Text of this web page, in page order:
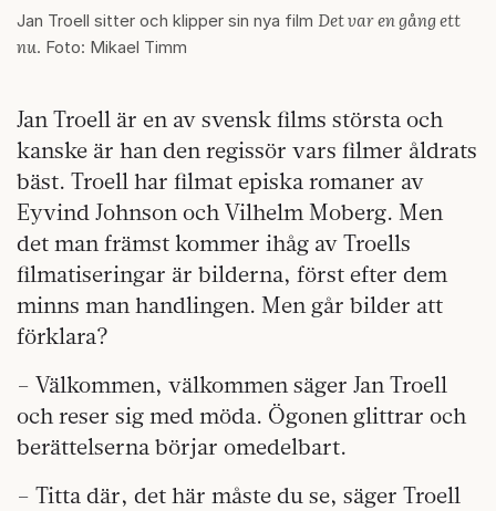
Jan Troell sitter och klipper sin nya film Det var en gång ett
nu. Foto: Mikael Timm
Jan Troell är en av svensk films största och
kanske är han den regissör vars filmer åldrats
bäst. Troell har filmat episka romaner av
Eyvind Johnson och Vilhelm Moberg. Men
det man främst kommer ihåg av Troells
filmatiseringar är bilderna, först efter dem
minns man handlingen. Men går bilder att
förklara?
– Välkommen, välkommen säger Jan Troell
och reser sig med möda. Ögonen glittrar och
berättelserna börjar omedelbart.
– Titta där, det här måste du se, säger Troell